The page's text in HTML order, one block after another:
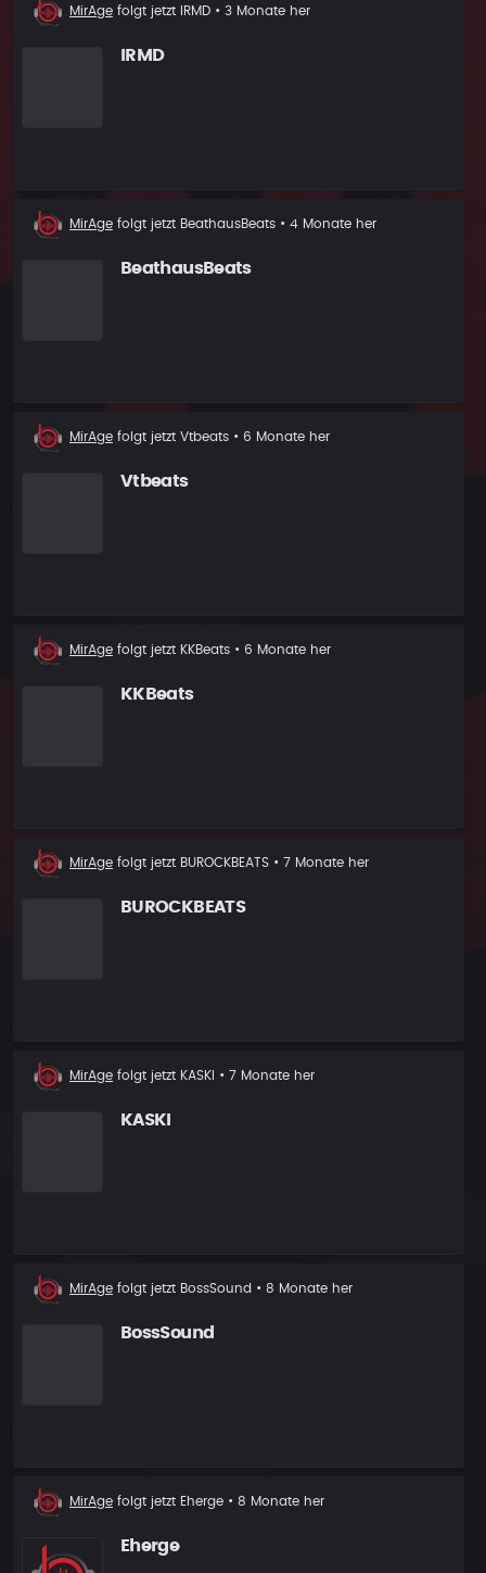
Neuer
Follower
MirAge folgt jetzt IRMD • 3 Monate her
IRMD
Neuer
Follower
MirAge folgt jetzt BeathausBeats • 4 Monate her
BeathausBeats
Neuer
Follower
MirAge folgt jetzt Vtbeats • 6 Monate her
Vtbeats
Neuer
Follower
MirAge folgt jetzt KKBeats • 6 Monate her
KKBeats
Neuer
Follower
MirAge folgt jetzt BUROCKBEATS • 7 Monate her
BUROCKBEATS
Neuer
Follower
MirAge folgt jetzt KASKI • 7 Monate her
KASKI
Neuer
Follower
MirAge folgt jetzt BossSound • 8 Monate her
BossSound
Neuer
Follower
MirAge folgt jetzt Eherge • 8 Monate her
Eherge